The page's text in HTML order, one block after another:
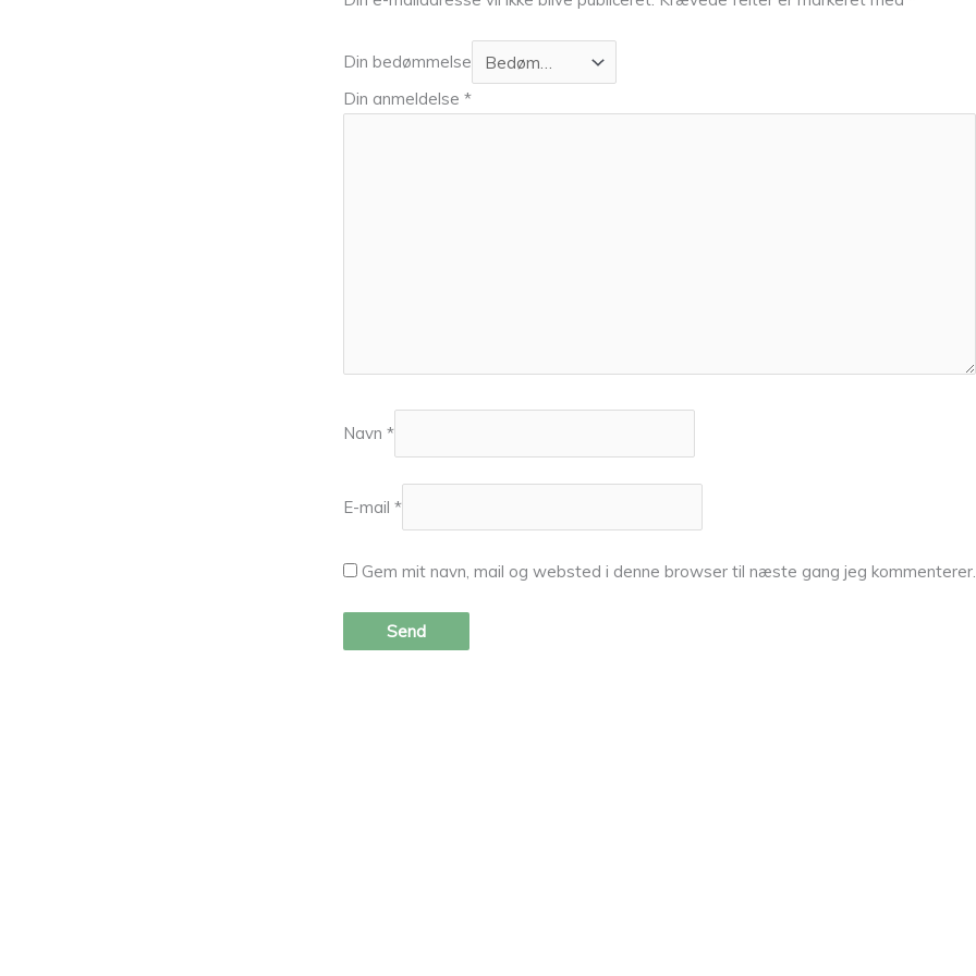
Din bedømmelse
Din anmeldelse *
Navn *
E-mail *
Gem mit navn, mail og websted i denne browser til næste gang jeg kommenterer.